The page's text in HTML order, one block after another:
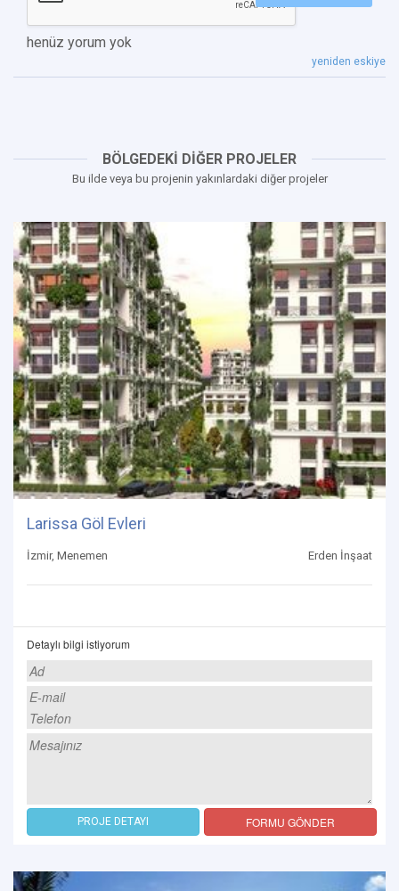
henüz yorum yok
yeniden eskiye
BÖLGEDEKİ DİĞER PROJELER
Bu ilde veya bu projenin yakınlardaki diğer projeler
Larissa Göl Evleri
İzmir, Menemen Erden İnşaat
Detaylı bilgi istiyorum
PROJE DETAYI FORMU GÖNDER